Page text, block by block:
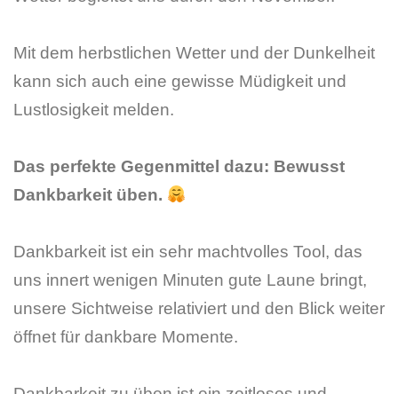
Mit dem herbstlichen Wetter und der Dunkelheit
kann sich auch eine gewisse Müdigkeit und
Lustlosigkeit melden.
Das perfekte Gegenmittel dazu: Bewusst
Dankbarkeit üben.
Dankbarkeit ist ein sehr machtvolles Tool, das
uns innert wenigen Minuten gute Laune bringt,
unsere Sichtweise relativiert und den Blick weiter
öffnet für dankbare Momente.